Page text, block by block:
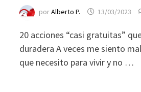
porAlberto P. 13/03/2023
20 acciones “casi gratuitas”
duradera A veces me siento
que necesito para vivir y no …